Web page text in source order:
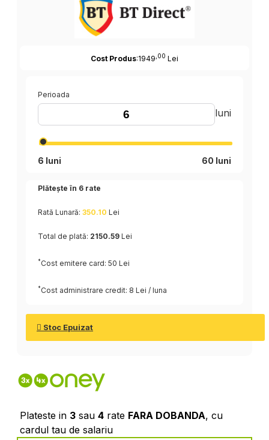
Cost Produs:1949 ,00 Lei
Perioada
luni
6 luni 60 luni
Plătește în 6 rate
Rată Lunară: 350.10 Lei
Total de plată: 2150.59 Lei
* Cost emitere card: 50 Lei
* Cost administrare credit: 8 Lei / luna
Stoc Epuizat
Plateste in 3 sau 4 rate FARA DOBANDA, cu
cardul tau de salariu